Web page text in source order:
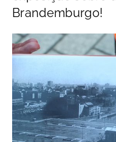
Brandemburgo!